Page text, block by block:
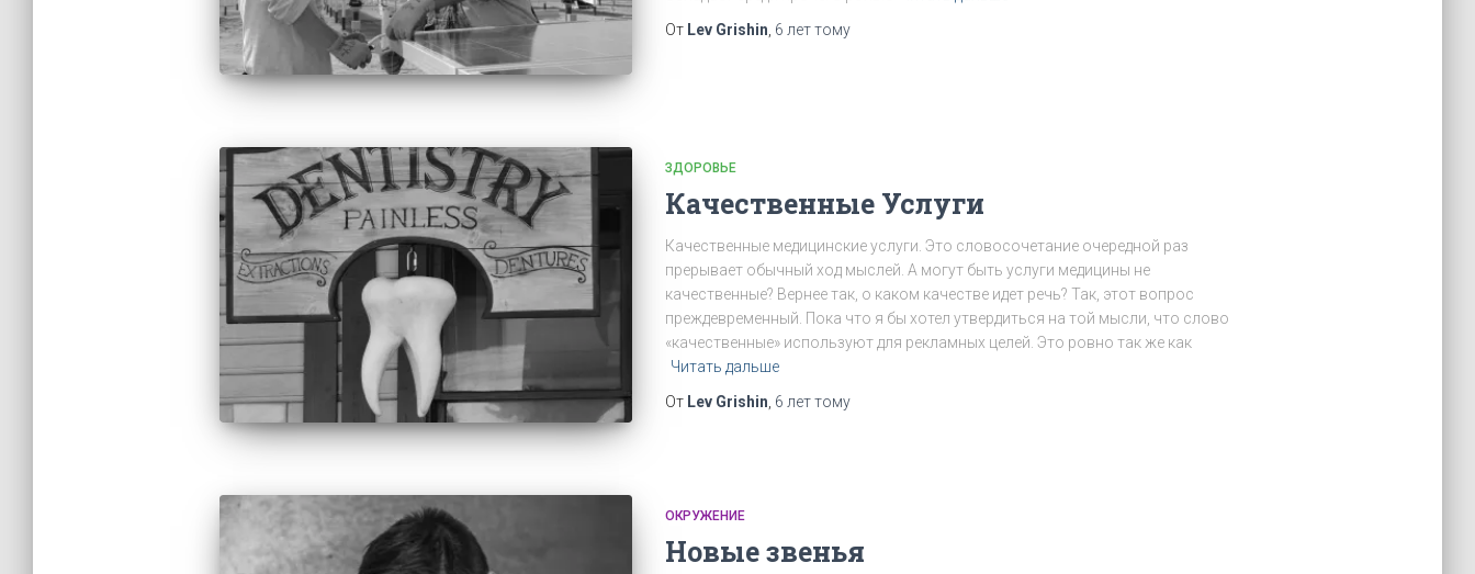
От Lev Grishin, 6 леттому
ЗДОРОВЬЕ
Качественные Услуги
Качественные медицинские услуги. Это словосочетание очередной раз
прерывает обычный ход мыслей. А могут быть услуги медицины не
качественные? Вернее так, о каком качестве идет речь? Так, этот вопрос
преждевременный. Пока что я бы хотел утвердиться на той мысли, что слово
«качественные» используют для рекламных целей. Это ровно так же как
Читать дальше
От Lev Grishin, 6 леттому
ОКРУЖЕНИЕ
Новые звенья